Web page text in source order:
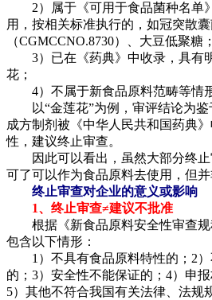
2）属于《可用于食品菌种名单
用，按相关标准执行的，如冠突散
（CGMCCNO.8730）、大豆低聚糖；
3）已在《药典》中收录，具有
花；
4）不属于新食品原料范畴等情形
以“金莲花”为例，审评结论为鉴
成方制剂被《中华人民共和国药典
性，建议终止审查。
因此可以看出，虽然大部分终止
可了可以作为食品原料去使用，但并
终止审查对企业的意义或影响
1、终止审查≠建议不批准
根据《新食品原料安全性审查规
包含以下情形：
1）不具有食品原料特性的；2）
的；3）安全性不能保证的；4）申
5）其他不符合我国有关法律、法规